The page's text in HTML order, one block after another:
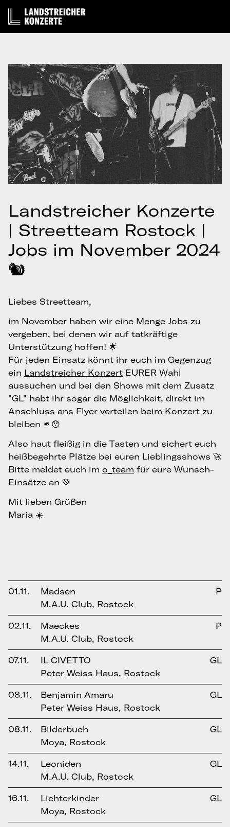
Landstreicher Konzerte
| Streetteam Rostock |
Jobs im November 2024
🐿️
Liebes Streetteam,
im November haben wir eine Menge Jobs zu
vergeben, bei denen wir auf tatkräftige
Unterstützung hoffen! 🌟
Für jeden Einsatz könnt ihr euch im Gegenzug
ein Landstreicher Konzert EURER Wahl
aussuchen und bei den Shows mit dem Zusatz
"GL" habt ihr sogar die Möglichkeit, direkt im
Anschluss ans Flyer verteilen beim Konzert zu
bleiben 🫵😯
Also haut fleißig in die Tasten und sichert euch
heißbegehrte Plätze bei euren Lieblingsshows 🚀
Bitte meldet euch im o_team für eure Wunsch-
Einsätze an 💚
Mit lieben Grüßen
Maria ☀️
01.11.
Madsen
M.A.U. Club, Rostock
P
02.11.
Maeckes
M.A.U. Club, Rostock
P
07.11.
IL CIVETTO
Peter Weiss Haus, Rostock
GL
08.11.
Benjamin Amaru
Peter Weiss Haus, Rostock
GL
08.11.
Bilderbuch
Moya, Rostock
GL
14.11.
Leoniden
M.A.U. Club, Rostock
GL
16.11.
Lichterkinder
Moya, Rostock
GL